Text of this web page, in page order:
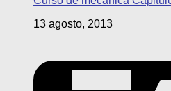
13 agosto, 2013